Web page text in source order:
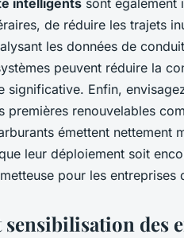
intelligents sont également
de réduire les trajets
les données de
peuvent réduire la
significative. Enfin,
premières renouvelables
émettent nettement
leur déploiement soit
pour les entreprises
des